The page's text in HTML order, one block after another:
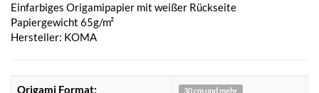
Einfarbiges Origamipapier mit weißer Rückseite
Papiergewicht 65g/m²
Hersteller: KOMA
Origami Format: 30 cm und mehr